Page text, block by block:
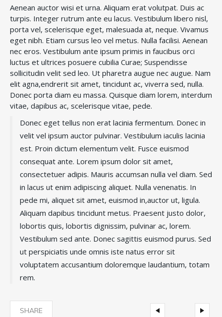
Kitchen
Living Room
Office
Other
Uncategorized
Aenean auctor wisi et urna. Aliquam erat volutpat. Duis ac
turpis. Integer rutrum ante eu lacus. Vestibulum libero nisl,
porta vel, scelerisque eget, malesuada at, neque. Vivamus
eget nibh. Etiam cursus leo vel metus. Nulla facilisi. Aenean
nec eros. Vestibulum ante ipsum primis in faucibus orci
luctus et ultrices posuere cubilia Curae; Suspendisse
sollicitudin velit sed leo. Ut pharetra augue nec augue. Nam
elit agna,endrerit sit amet, tincidunt ac, viverra sed, nulla.
Donec porta diam eu massa. Quisque diam lorem, interdum
vitae, dapibus ac, scelerisque vitae, pede.
Donec eget tellus non erat lacinia fermentum. Donec in
velit vel ipsum auctor pulvinar. Vestibulum iaculis lacinia
est. Proin dictum elementum velit. Fusce euismod
consequat ante. Lorem ipsum dolor sit amet,
consectetuer adipis. Mauris accumsan nulla vel diam. Sed
in lacus ut enim adipiscing aliquet. Nulla venenatis. In
pede mi, aliquet sit amet, euismod in,auctor ut, ligula.
Aliquam dapibus tincidunt metus. Praesent justo dolor,
lobortis quis, lobortis dignissim, pulvinar ac, lorem.
Vestibulum sed ante. Donec sagittis euismod purus. Sed
ut perspiciatis unde omnis iste natus error sit
voluptatem accusantium doloremque laudantium, totam
rem.
SHARE